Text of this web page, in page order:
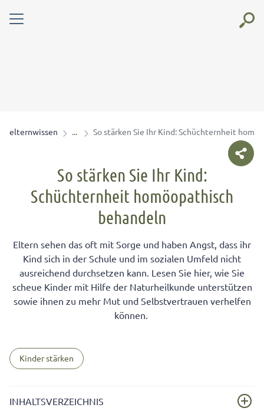
elternwissen So stärken Sie Ihr Kind: Schüchternheit
So stärken Sie Ihr Kind:
Schüchternheit homöopathisch
behandeln
Eltern sehen das oft mit Sorge und haben Angst, dass ihr
Kind sich in der Schule und im sozialen Umfeld nicht
ausreichend durchsetzen kann. Lesen Sie hier, wie Sie
scheue Kinder mit Hilfe der Naturheilkunde unterstützen
sowie ihnen zu mehr Mut und Selbstvertrauen verhelfen
können.
Kinder stärken
INHALTSVERZEICHNIS